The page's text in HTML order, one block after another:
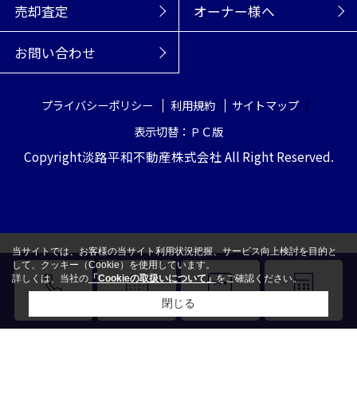
売却査定 オーナー様へ
お問い合わせ
プライバシーポリシー 利用規約
サイトマップ
表示切替：ＰＣ版
Copyright淡路平和不動産株式会社 All Right Reserved.
当サイトでは、お客様の当サイト利用状況把握、サービス向上検討を目的と
して、クッキー（Cookie）を使用しています。
詳しくは、当社の 「Cookieの取扱いについて」 をご確認ください。
閉じる